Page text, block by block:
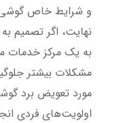
و شرایط خاص گوشی
نهایت، اگر تصمیم
به یک مرکز خدمات
مشکلات بیشتر
مورد تعویض برد
اولویت‌های فردی